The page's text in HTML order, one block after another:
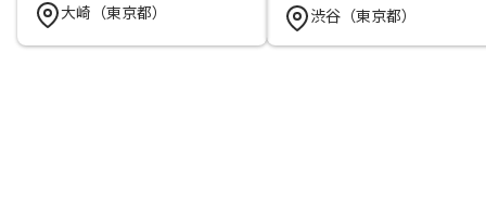
大崎（東京都）
渋谷（東京都）